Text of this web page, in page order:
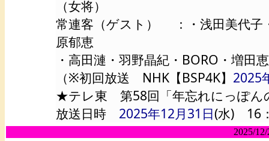
（女将）
常連客（ゲスト） ：・浅田美代子
原郁恵
・高田漣・羽野晶紀・BORO・増田
（※初回放送 NHK【BSP4K】 2025
★テレ東 第58回「年忘れにっぽん
放送日時 2025年12月31日(水) 16
2025/12/